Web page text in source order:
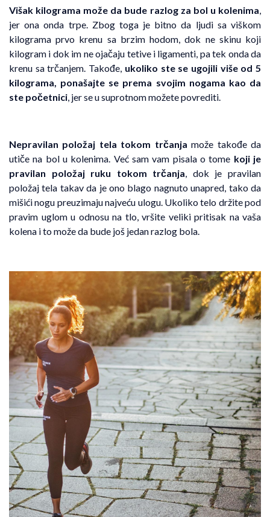
Višak kilograma može da bude razlog za bol u kolenima,
jer ona onda trpe. Zbog toga je bitno da ljudi sa viškom
kilograma prvo krenu sa brzim hodom, dok ne skinu koji
kilogram i dok im ne ojačaju tetive i ligamenti, pa tek onda da
krenu sa trčanjem. Takođe, ukoliko ste se ugojili više od 5
kilograma, ponašajte se prema svojim nogama kao da
ste početnici, jer se u suprotnom možete povrediti.
Nepravilan položaj tela tokom trčanja može takođe da
utiče na bol u kolenima. Već sam vam pisala o tome koji je
pravilan položaj ruku tokom trčanja, dok je pravilan
položaj tela takav da je ono blago nagnuto unapred, tako da
mišići nogu preuzimaju najveću ulogu. Ukoliko telo držite pod
pravim uglom u odnosu na tlo, vršite veliki pritisak na vaša
kolena i to može da bude još jedan razlog bola.